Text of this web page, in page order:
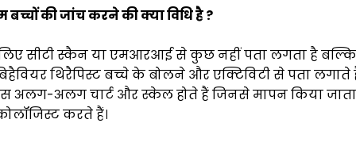
बच्चों की जांच करने की क्या विधि है ?
सीटी स्कैन या एमआरआई से कुछ नहीं पता लगता है बल्कि
थिरैपिस्ट बच्चे के बोलने और एक्टिविटी से पता
अलग-अलग चार्ट और स्केल होते हैं जिनसे मापन किया जाता
करते हैं।